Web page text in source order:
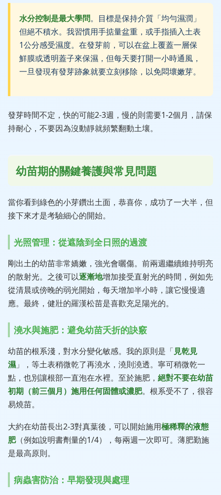
水分控制是最大學問。目標是保持介質「均勻濕潤」
但絕不積水。我習慣用手掂量盆重，或手指插入土表
1公分感受濕度。在發芽前，可以在盆上覆蓋一層保
鮮膜或透明蓋子來保濕，但每天要打開一小時通風，
一旦發現有發芽跡象就要立刻移除，以免悶壞嫩芽。
發芽時間不定，快的可能2-3週，慢的則需要1-2個月，請保
持耐心，不要因為沒動靜就頻繁翻動土壤。
幼苗期的關鍵養護與常見問題
當你看到綠色的小芽鑽出土面，恭喜你，成功了一大半，但
接下來才是考驗細心的開始。
光照管理：從遮陰到全日照的過渡
剛出土的幼苗非常嬌嫩，強光會曬傷。前兩週繼續維持明亮
的散射光。之後可以逐漸地增加接受直射光的時間，例如先
從清晨或傍晚的弱光開始，每天增加半小時，讓它慢慢適
應。最終，健壯的羅漢松苗是喜歡充足陽光的。
澆水與施肥：避免幼苗夭折的訣竅
幼苗的根系淺，對水分變化敏感。我的原則是「見乾見
濕」，等土表稍微乾了再澆水，澆則澆透。寧可稍微乾一
點，也別讓根部一直泡在水裡。至於施肥， 絕對不要在幼苗
初期（前三個月）施用任何固體或濃肥。根系受不了，很容
易燒苗。
大約在幼苗長出2-3對真葉後，可以開始施用極稀釋的液態
肥（例如說明書劑量的1/4），每兩週一次即可。薄肥勤施
是最高原則。
病蟲害防治：早期發現與處理